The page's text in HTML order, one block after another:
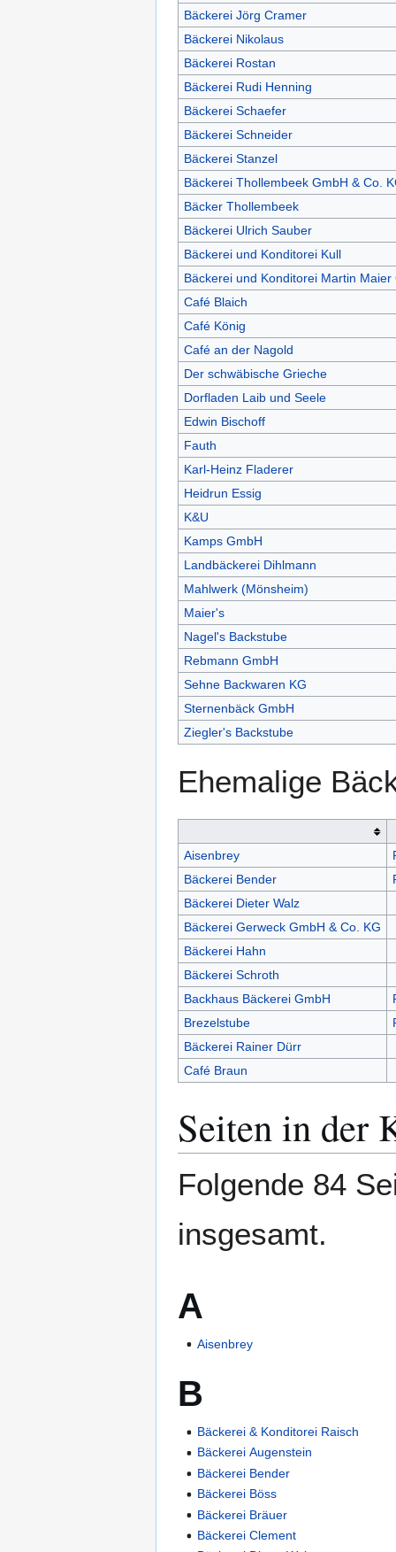
Bäckerei Jörg Cramer
Bäckerei Nikolaus
Bäckerei Rostan
Bäckerei Rudi Henning
Bäckerei Schaefer
Bäckerei Schneider
Bäckerei Stanzel
Bäckerei Thollembeek GmbH & Co.
Bäcker Thollembeek
Bäckerei Ulrich Sauber
Bäckerei und Konditorei Kull
Bäckerei und Konditorei Martin Maier
Café Blaich
Café König
Café an der Nagold
Der schwäbische Grieche
Dorfladen Laib und Seele
Edwin Bischoff
Fauth
Karl-Heinz Fladerer
Heidrun Essig
K&U
Kamps GmbH
Landbäckerei Dihlmann
Mahlwerk (Mönsheim)
Maier's
Nagel's Backstube
Rebmann GmbH
Sehne Backwaren KG
Sternenbäck GmbH
Ziegler's Backstube
Ehemalige
Aisenbrey
Bäckerei Bender
Bäckerei Dieter Walz
Bäckerei Gerweck GmbH & Co. KG
Bäckerei Hahn
Bäckerei Schroth
Backhaus Bäckerei GmbH
Brezelstube
Bäckerei Rainer Dürr
Café Braun
Seiten in der
Folgende 84
insgesamt.
A
Aisenbrey
B
Bäckerei & Konditorei Raisch
Bäckerei Augenstein
Bäckerei Bender
Bäckerei Böss
Bäckerei Bräuer
Bäckerei Clement